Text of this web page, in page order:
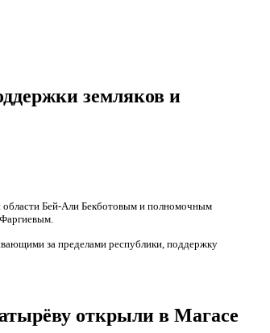
земляков и
Бей-Али Бекботовым и полномочным
за пределами республики, поддержку
открыли в Магасе